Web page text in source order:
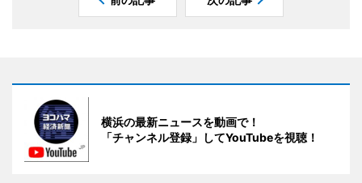
横浜の最新ニュースを動画で！
「チャンネル登録」してYouTubeを視聴！